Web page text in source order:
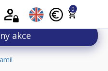
0
akce